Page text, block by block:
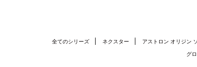
全てのシリーズ ネクスター アストロン オリジン
グ